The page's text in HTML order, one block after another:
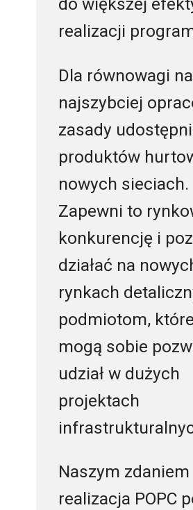
realizacji
Dla równowagi
najszybciej
zasady
produktów
nowych sieciach.
Zapewni to
konkurencję i
działać na
rynkach
podmiotom,
mogą sobie
udział w dużych
projektach
Naszym zdaniem
realizacja POPC